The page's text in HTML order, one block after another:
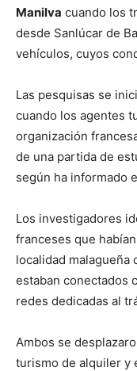
Manilva cuando los
desde Sanlúcar de
vehículos, cuyos
Las pesquisas se
cuando los agentes
organización
de una partida de
según ha informado
Los investigadores
franceses que
localidad
estaban conectados
redes dedicadas al
Ambos se
turismo de alquiler y